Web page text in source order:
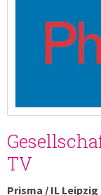
TV
Prisma / IL